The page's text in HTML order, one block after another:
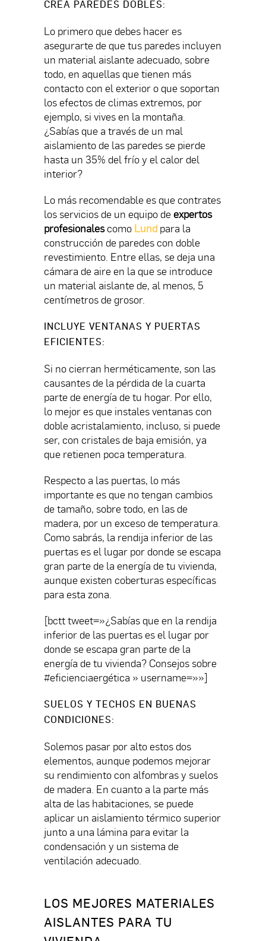
CREA PAREDES DOBLES:
Lo primero que debes hacer es
asegurarte de que tus paredes incluyen
un material aislante adecuado, sobre
todo, en aquellas que tienen más
contacto con el exterior o que soportan
los efectos de climas extremos, por
ejemplo, si vives en la montaña.
¿Sabías que a través de un mal
aislamiento de las paredes se pierde
hasta un 35% del frío y el calor del
interior?
Lo más recomendable es que contrates
los servicios de un equipo deexpertos
profesionalescomo Lund para la
construcción de paredes con doble
revestimiento. Entre ellas, se deja una
cámara de aire en la que se introduce
un material aislante de, al menos, 5
centímetros de grosor.
INCLUYE VENTANAS Y PUERTAS
EFICIENTES:
Si no cierran herméticamente, son las
causantes de la pérdida de la cuarta
parte de energía de tu hogar. Por ello,
lo mejor es que instales ventanas con
doble acristalamiento, incluso, si puede
ser, con cristales de baja emisión, ya
que retienen poca temperatura.
Respecto a las puertas, lo más
importante es que no tengan cambios
de tamaño, sobre todo, en las de
madera, por un exceso de temperatura.
Como sabrás, la rendija inferior de las
puertas es el lugar por donde se escapa
gran parte de la energía de tu vivienda,
aunque existen coberturas específicas
para esta zona.
[bctt tweet=»¿Sabías que en la rendija
inferior de las puertas es el lugar por
donde se escapa gran parte de la
energía de tu vivienda? Consejos sobre
#eficienciaergética » username=»»]
SUELOS Y TECHOS EN BUENAS
CONDICIONES:
Solemos pasar por alto estos dos
elementos, aunque podemos mejorar
su rendimiento con alfombras y suelos
de madera. En cuanto a la parte más
alta de las habitaciones, se puede
aplicar un aislamiento térmico superior
junto a una lámina para evitar la
condensación y un sistema de
ventilación adecuado.
LOS MEJORES MATERIALES
AISLANTES PARA TU